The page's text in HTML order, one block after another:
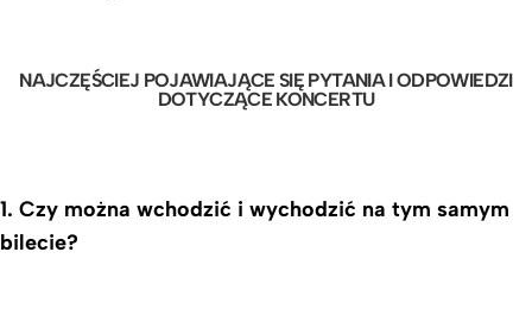
NAJCZĘŚCIEJ POJAWIAJĄCE SIĘ PYTANIA I ODPOWIEDZI
DOTYCZĄCE KONCERTU
1. Czy można wchodzić i wychodzić na tym samym
bilecie?